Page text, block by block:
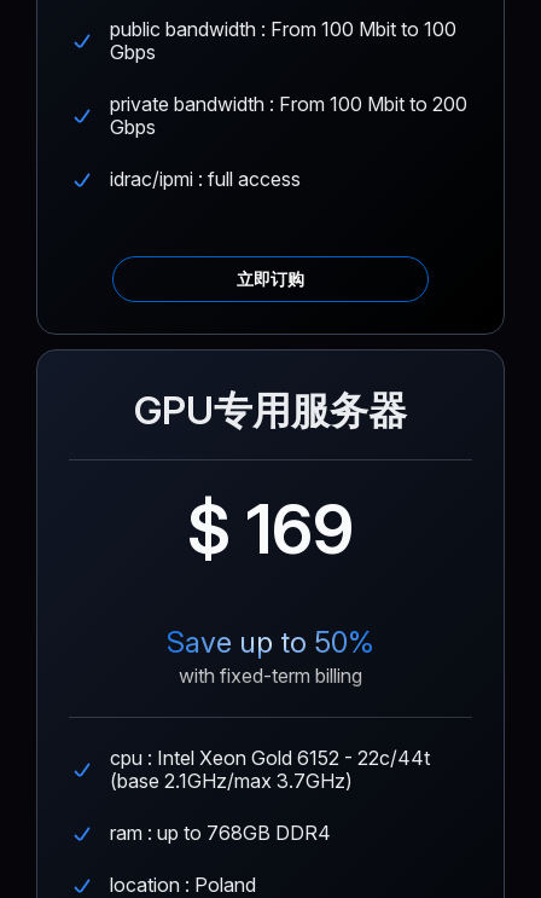
public bandwidth : From 100 Mbit to 100
Gbps
private bandwidth : From 100 Mbit to 200
Gbps
idrac/ipmi : full access
立即订购
GPU专用服务器
$ 169
Save up to 50%
with fixed-term billing
cpu : Intel Xeon Gold 6152 - 22c/44t
(base 2.1GHz/max 3.7GHz)
ram : up to 768GB DDR4
location : Poland